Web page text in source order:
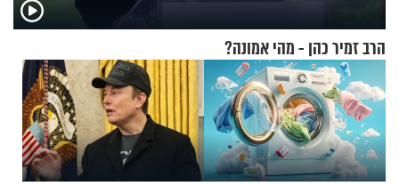
הרב זמיר כהן - מהי אמונה?